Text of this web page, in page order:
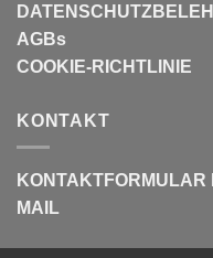
AGBs
COOKIE-RICHTLINIE
KONTAKT
KONTAKTFORMULAR
MAIL